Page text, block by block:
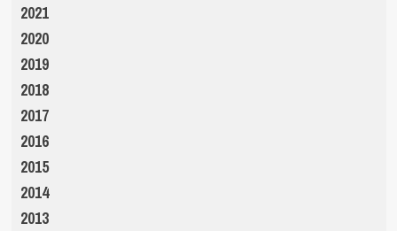
2021
2020
2019
2018
2017
2016
2015
2014
2013